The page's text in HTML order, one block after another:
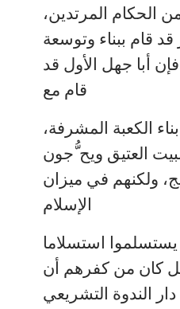
الحكام المرتدين،
قام ببناء وتوسعة
أبا جهل الأول قد
قام مع
الكعبة المشرفة،
العتيق ويح ُّجون
ولكنهم في ميزان
الإسلام
استسلاما
كان من كفرهم أن
الندوة التشريعي